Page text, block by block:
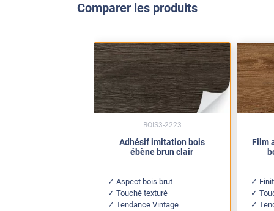
Comparer les produits
Adhésif imitation bois
ébène brun clair
Aspect bois brut
Touché texturé
Tendance Vintage
BOIS3-2223
Film